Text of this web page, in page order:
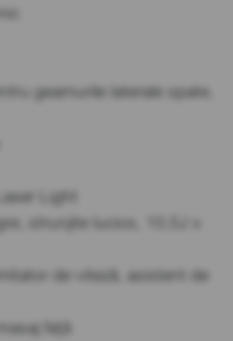
geamurile laterale spate,
Light
strunjite lucios, 10,5J x
de viteză, asistent de
față